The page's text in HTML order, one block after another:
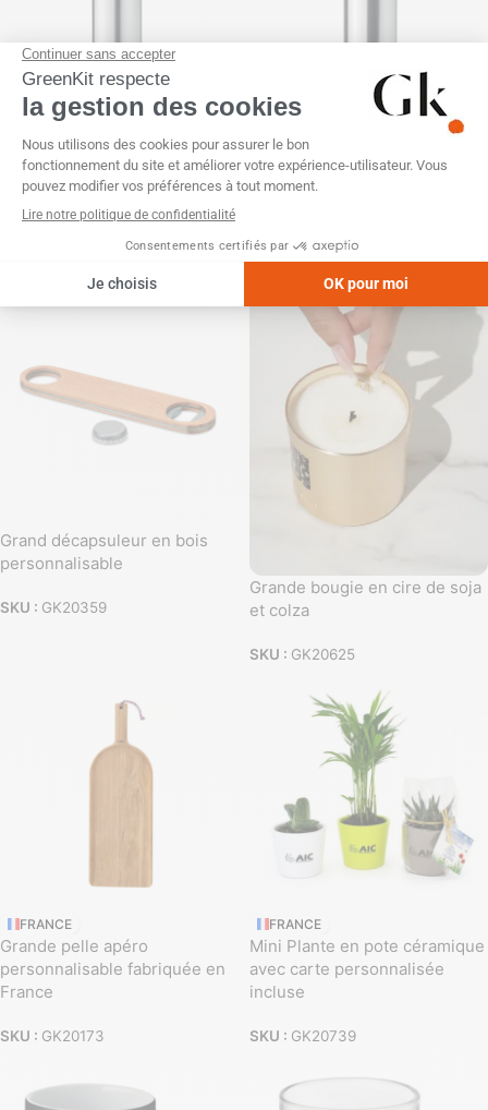
Gourde isotherme 1L
personnalisable : acier inox
bambou
Gourde isotherme
personnalisable
Grand décapsuleur en bois
personnalisable
SKU : GK20359
Grande bougie en cire de soja
et colza
SKU : GK20625
FRANCE
Grande pelle apéro
personnalisable fabriquée en
France
SKU : GK20173
FRANCE
Mini Plante en pote céramique
avec carte personnalisée
incluse
SKU : GK20739